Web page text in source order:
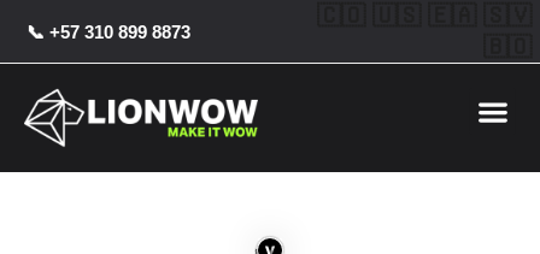
contenido
📞 +57 310 899 8873
navigation